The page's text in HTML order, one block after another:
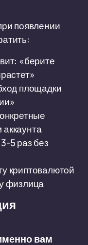
появлении
«берите
площадки
5 раз без
криптовалютой
физлица
вам